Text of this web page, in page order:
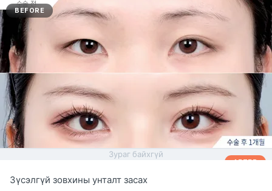
BEFORE
AFTER
Зураг байхгүй
Зүсэлгүй зовхины унталт засах